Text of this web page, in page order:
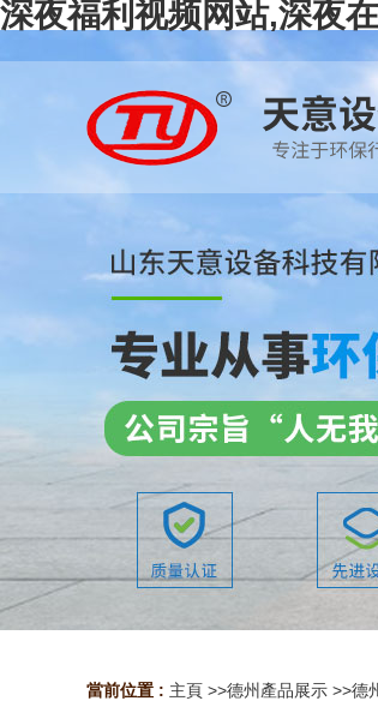
深夜福利视频网站,深夜
當前位置 : 主頁 >>德州產品展示 >>德